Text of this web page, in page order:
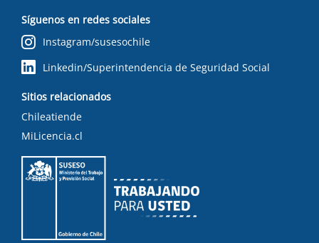
Síguenos en redes sociales
Instagram/susesochile
Linkedin/Superintendencia de Seguridad Social
Sitios relacionados
Chileatiende
MiLicencia.cl